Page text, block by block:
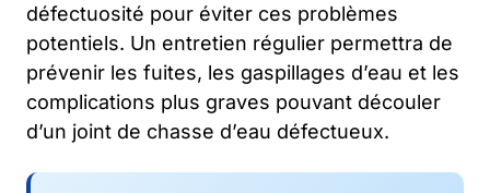
défectuosité pour éviter ces problèmes
potentiels. Un entretien régulier permettra de
prévenir les fuites, les gaspillages d’eau et les
complications plus graves pouvant découler
d’un joint de chasse d’eau défectueux.